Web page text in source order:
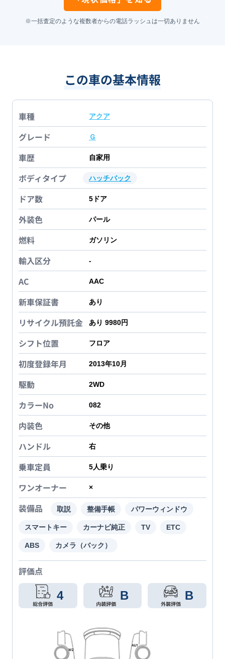
※一括査定のような複数者からの電話ラッシュは一切ありません
この車の基本情報
車種 アクア
グレード Ｇ
車歴 自家用
ボディタイプ ハッチバック
ドア数 5 ドア
外装色 パール
燃料 ガソリン
輸入区分 -
AC AAC
新車保証書 あり
リサイクル預託金 あり 9980円
シフト位置 フロア
初度登録年月 2013年10月
駆動 2WD
カラーNo 082
内装色 その他
ハンドル 右
乗車定員 5人乗り
ワンオーナー ×
装備品 取説 整備手帳 パワーウィンドウ
スマートキー カーナビ純正 TV ETC
ABS カメラ（バック）
評価点
4 B B